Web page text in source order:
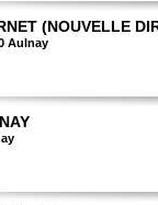
(NOUVELLE
Aulnay